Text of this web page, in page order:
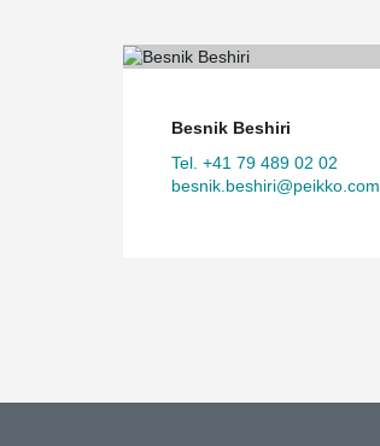
Besnik Beshiri
Tel. +41 79 489 02 02
besnik.beshiri@peikko.com